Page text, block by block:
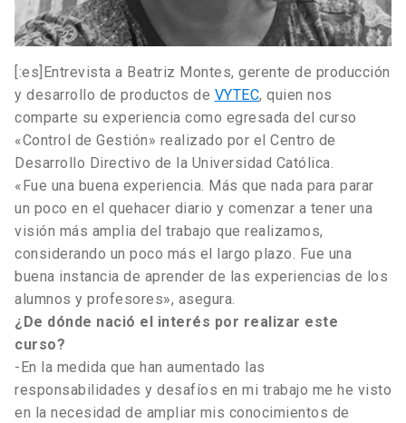
[:es]Entrevista a Beatriz Montes, gerente de producción
y desarrollo de productos de VYTEC, quien nos
comparte su experiencia como egresada del curso
«Control de Gestión» realizado por el Centro de
Desarrollo Directivo de la Universidad Católica.
«Fue una buena experiencia. Más que nada para parar
un poco en el quehacer diario y comenzar a tener una
visión más amplia del trabajo que realizamos,
considerando un poco más el largo plazo. Fue una
buena instancia de aprender de las experiencias de los
alumnos y profesores», asegura.
¿De dónde nació el interés por realizar este
curso?
-En la medida que han aumentado las
responsabilidades y desafíos en mi trabajo me he visto
en la necesidad de ampliar mis conocimientos de